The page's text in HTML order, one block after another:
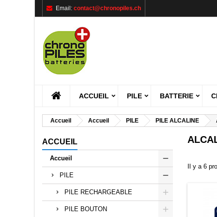
Email: contact@chronopiles.ch
ACCUEIL PILE BATTERIE
Accueil Accueil PILE PILE ALCALINE
ACCUEIL
Accueil
PILE
PILE RECHARGEABLE
PILE BOUTON
Il y a 6